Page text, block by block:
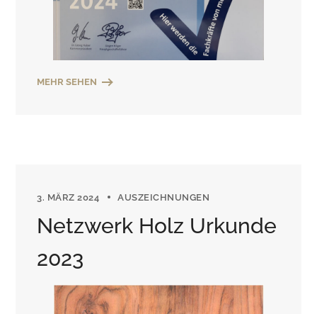
MEHR SEHEN
3. MÄRZ 2024 AUSZEICHNUNGEN
Netzwerk Holz Urkunde
2023